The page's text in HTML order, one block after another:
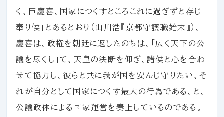
く、臣慶喜、国家につくすところこれに過ぎずと存じ
奉り候」とあるとおり（山川浩『京都守護職始末』）、
慶喜は、政権を朝廷に返したのちは、「広く天下の公
議を尽くし」て、天皇の決断を仰ぎ、諸侯と心を合わ
せて協力し、彼らと共に我が国を安んじ守りたい、そ
れが自分として国家につくす最大の行為である、と、
公議政体による国家運営を奏上しているのである。